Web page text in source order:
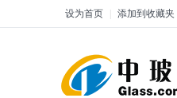
设为首页 添加到收藏夹